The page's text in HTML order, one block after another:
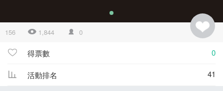
156 1,844 0
得票數 0
活動排名 41